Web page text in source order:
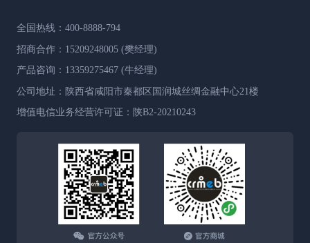
全国热线：400-8888-794
招商合作：15209248005 (樊经理)
产品咨询：13359275467 (牛经理)
公司地址：陕西省咸阳市秦都区国润城丝绸金融中心21楼
增值电信业务经营许可证：陕B2-20210243